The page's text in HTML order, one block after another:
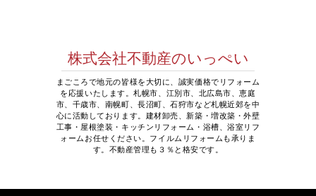
株式会社不動産のいっぺい
まごころで地元の皆様を大切に、誠実価格でリフォーム
を応援いたします。札幌市、江別市、北広島市、恵庭
市、千歳市、南幌町、長沼町、石狩市など札幌近郊を中
心に活動しております。建材卸売、新築・増改築・外壁
工事・屋根塗装・キッチンリフォーム・浴槽、浴室リフ
ォームお任せください。フイルムリフォームも承りま
す。不動産管理も３％と格安です。